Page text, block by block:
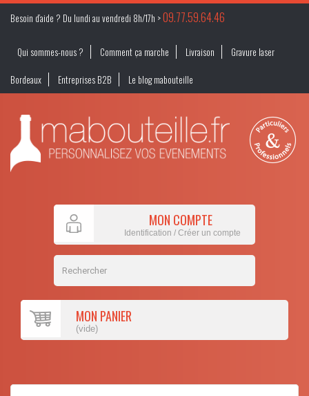
Besoin d’aide ? Du lundi au vendredi 8h/17h >09.77.59.64.46
Qui sommes-nous ? Comment ça marche Livraison
Gravure laser
Bordeaux
Entreprises B2B Le blog mabouteille
MON COMPTE
Identification / Créer un compte
MON PANIER
(vide)